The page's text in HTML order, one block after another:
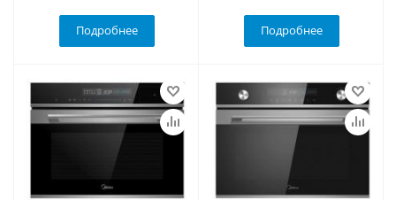
Подробнее Подробнее